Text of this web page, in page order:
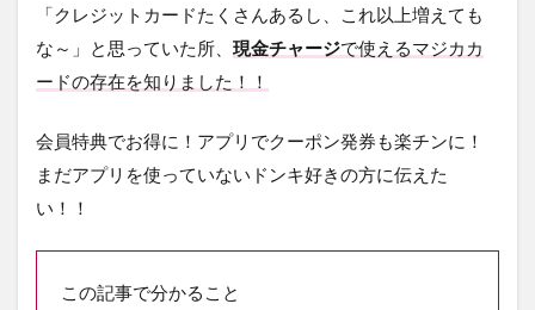
「クレジットカードたくさんあるし、これ以上増えても
な～」と思っていた所、 現金チャージで使えるマジカカ
ードの存在を知りました！！
会員特典でお得に！アプリでクーポン発券も楽チンに！
まだアプリを使っていないドンキ好きの方に伝えた
い！！
この記事で分かること